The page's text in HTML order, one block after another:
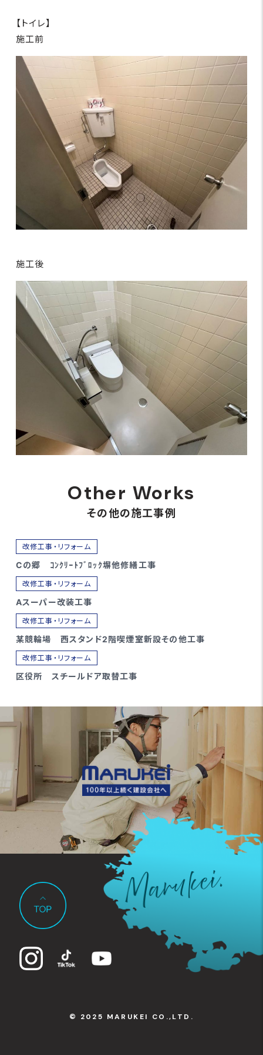
【トイレ】
施工前
施工後
その他の施工事例
Other Works
改修工事・リフォーム
Cの郷 ｺﾝｸﾘｰﾄﾌﾞﾛｯｸ塀他修繕工事
改修工事・リフォーム
Aスーパー改装工事
改修工事・リフォーム
某競輪場 西スタンド2階喫煙室新設その他工事
改修工事・リフォーム
区役所 スチールドア取替工事
© 2025 MARUKEI CO.,LTD.